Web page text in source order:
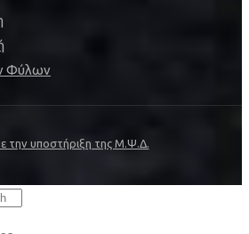
Φύλων
την υποστήριξη της Μ.Ψ.Δ.